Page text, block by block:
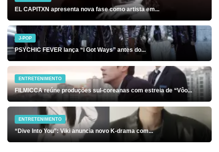
EL CAPITXN apresenta nova fase como artista em...
J-POP
PSYCHIC FEVER lança “I Got Ways” antes do...
ENTRETENIMENTO
FILMICCA reúne produções sul-coreanas com estreia de “Vôo...
ENTRETENIMENTO
“Dive Into You”: Viki anuncia novo K-drama com...